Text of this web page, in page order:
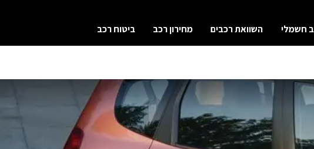
חשמלי השוואת רכבים מחירון רכב ביטוח רכב